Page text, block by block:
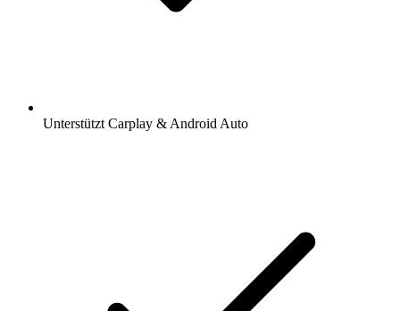
Unterstützt Carplay & Android Auto